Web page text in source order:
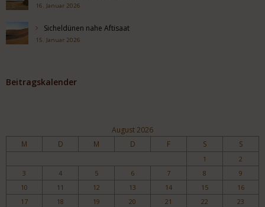
16. Januar 2026
Sicheldünen nahe Aftisaat
15. Januar 2026
Beitragskalender
August 2026
M D M D F S S
1
2
3
4 5 6 7 8
9
10
11 12 13 14 15
16
17
18 19 20 21 22
23